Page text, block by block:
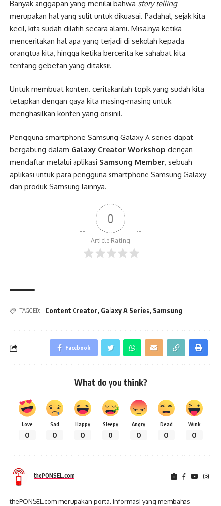
Banyak anggapan yang menilai bahwa story telling
merupakan hal yang sulit untuk dikuasai. Padahal, sejak kita
kecil, kita sudah dilatih secara alami. Misalnya ketika
menceritakan hal apa yang terjadi di sekolah kepada
orangtua kita, hingga ketika bercerita ke sahabat kita
tentang gebetan yang ditaksir.
Untuk membuat konten, ceritakanlah topik yang sudah kita
tetapkan dengan gaya kita masing-masing untuk
menghasilkan konten yang orisinil.
Pengguna smartphone Samsung Galaxy A series dapat
bergabung dalam Galaxy Creator Workshop dengan
mendaftar melalui aplikasi Samsung Member, sebuah
aplikasi untuk para pengguna smartphone Samsung Galaxy
dan produk Samsung lainnya.
0
Article Rating
TAGGED: Content Creator, Galaxy A Series, Samsung
Facebook
What do you think?
Love
0
Sad
0
Happy
0
Sleepy
0
Angry
0
Dead
0
Wink
0
thePONSEL.com
thePONSEL.com merupakan portal informasi yang membahas